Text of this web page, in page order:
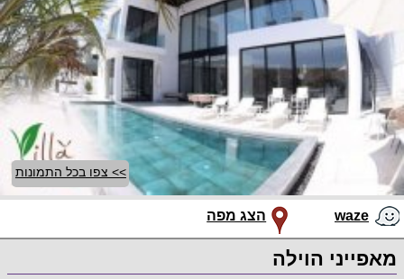
>> צפו בכל התמונות
waze הצג מפה
מאפייני הוילה